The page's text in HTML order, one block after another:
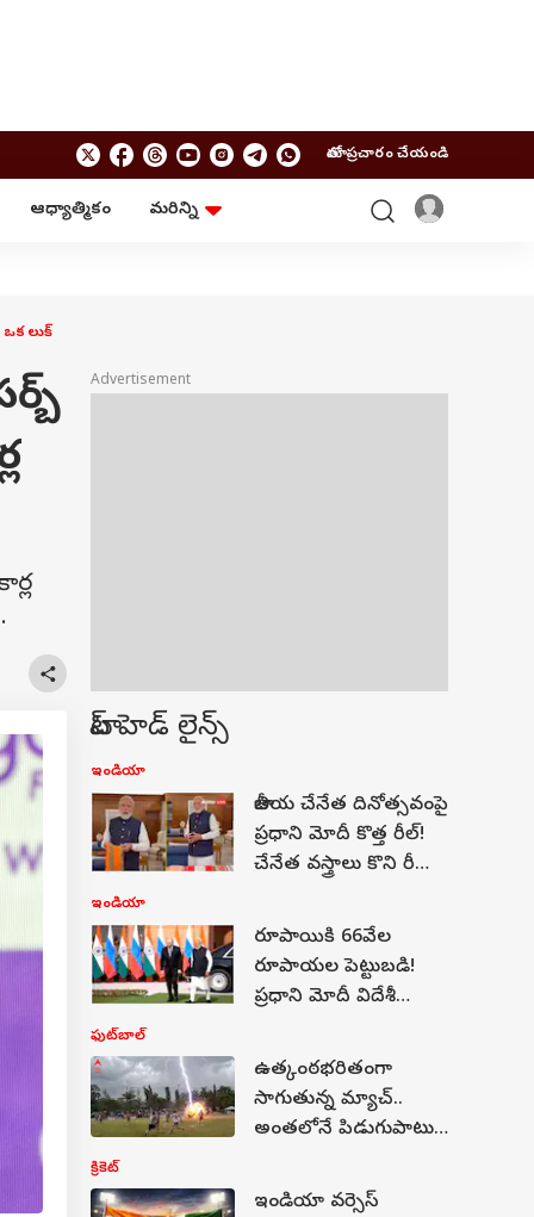
మాతో ప్రచారం చేయండి
ఆధ్యాత్మికం
మరిన్ని
ఐపీవో
నెల్లూరు
ఆధ్యాత్మికం
వాస్తు
ఒక లుక్
Advertisement
టాప్ హెడ్ లైన్స్
ఇండియా
జాతీయ చేనేత దినోత్సవంపై
ప్రధాని మోదీ కొత్త రీల్‌!
చేనేత వస్త్రాలు కొని రీల్స్
ఇండియా
రూపాయికి 66వేల
రూపాయల పెట్టుబడి!
ప్రధాని మోదీ విదేశీ
ప్రకటన!
ఫుట్‌బాల్
ఉత్కంఠ‌భ‌రితంగా
సాగుతున్న మ్యాచ్..
అంత‌లోనే పిడుగుపాటు..
మందికి గాయాలు!
క్రికెట్
ఇండియా వర్సెస్